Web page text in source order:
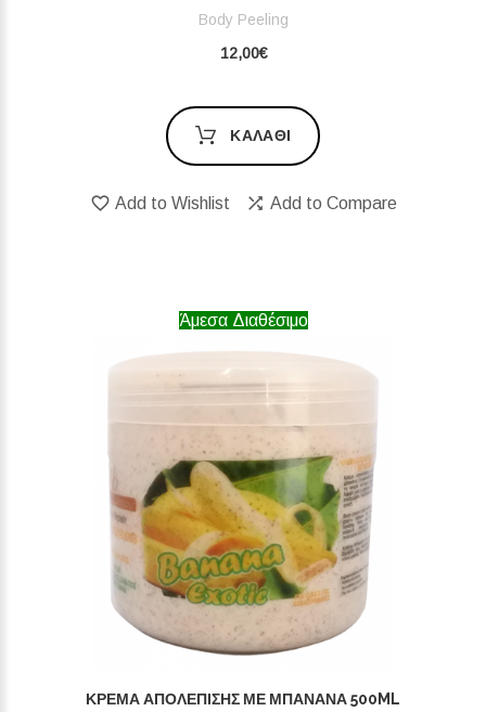
Body Peeling
12,00€
ΚΑΛΆΘΙ
Add to Wishlist Add to Compare
Άμεσα Διαθέσιμο
ΚΡΈΜΑ ΑΠΟΛΈΠΙΣΗΣ ΜΕ ΜΠΑΝΆΝΑ 500ML